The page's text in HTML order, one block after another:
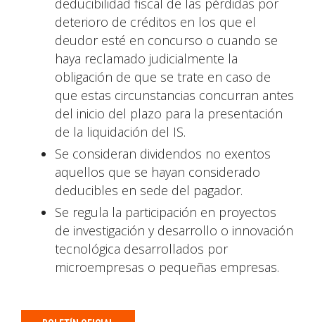
deducibilidad fiscal de las pérdidas por
deterioro de créditos en los que el
deudor esté en concurso o cuando se
haya reclamado judicialmente la
obligación de que se trate en caso de
que estas circunstancias concurran antes
del inicio del plazo para la presentación
de la liquidación del IS.
Se consideran dividendos no exentos
aquellos que se hayan considerado
deducibles en sede del pagador.
Se regula la participación en proyectos
de investigación y desarrollo o innovación
tecnológica desarrollados por
microempresas o pequeñas empresas.